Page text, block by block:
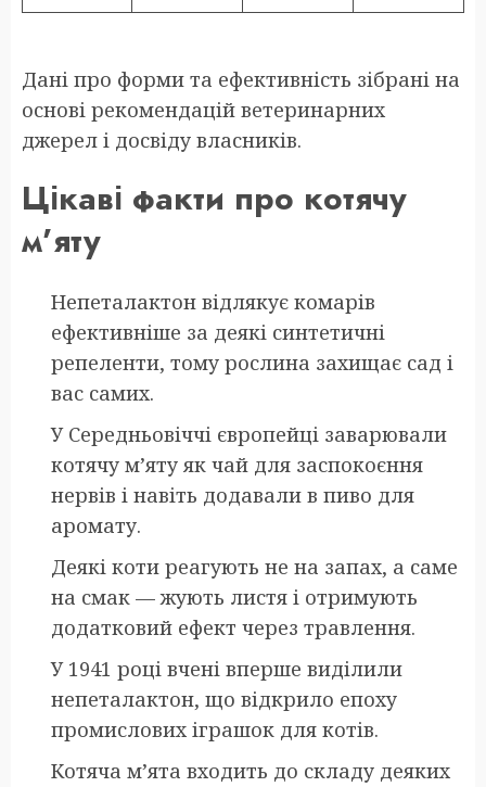
Дані про форми та ефективність зібрані на
основі рекомендацій ветеринарних
джерел і досвіду власників.
Цікаві факти про котячу
м’яту
Непеталактон відлякує комарів
ефективніше за деякі синтетичні
репеленти, тому рослина захищає сад і
вас самих.
У Середньовіччі європейці заварювали
котячу м’яту як чай для заспокоєння
нервів і навіть додавали в пиво для
аромату.
Деякі коти реагують не на запах, а саме
на смак — жують листя і отримують
додатковий ефект через травлення.
У 1941 році вчені вперше виділили
непеталактон, що відкрило епоху
промислових іграшок для котів.
Котяча м’ята входить до складу деяких